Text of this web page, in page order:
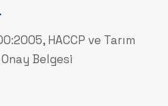
HACCP ve Tarım
Belgesi